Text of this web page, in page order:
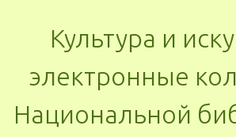
Культура и
электронные
Национальной